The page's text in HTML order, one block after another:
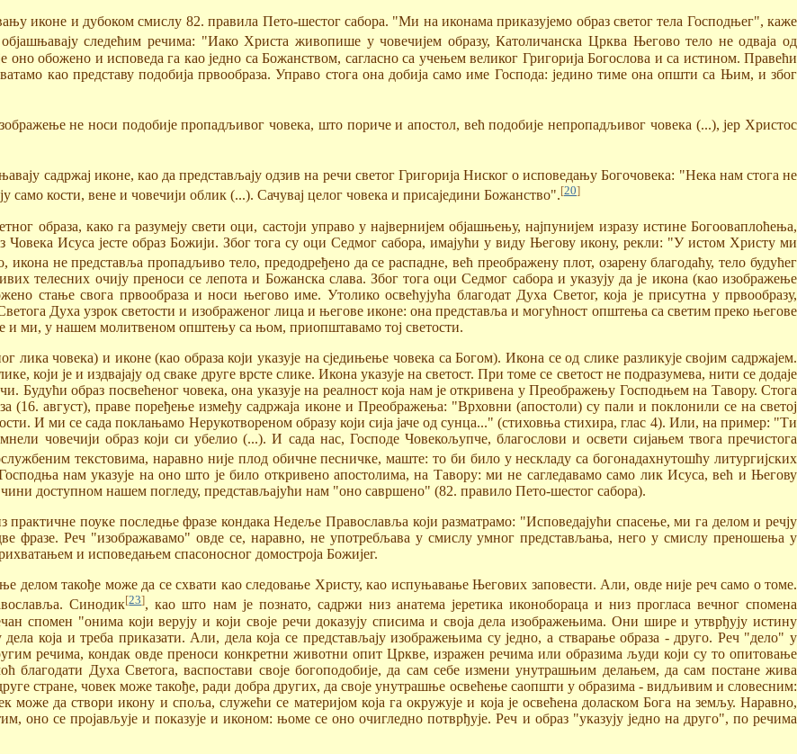
иконе и дубоком смислу 82. правила Пето-шестог сабора. "Ми на иконама приказујемо образ светог тела Господњег", каже
следећим речима: "Иако Христа живопише у човечијем образу, Католичанска Црква Његово тело не одваја од
оно обожено и исповеда га као једно са Божанством, сагласно са учењем великог Григорија Богослова и са истином. Правећи
као представу подобија првообраза. Управо стога она добија само име Господа: једино тиме она општи са Њим, и због
не носи подобије пропадљивог човека, што пориче и апостол, већ подобије непропадљивог човека (...), јер Христос
садржај иконе, као да представљају одзив на речи светог Григорија Ниског о исповедању Богочовека: "Нека нам стога не
кости, вене и човечији облик (...). Сачувај целог човека и присаједини Божанство".[20]
образа, како га разумеју свети оци, састоји управо у највернијем објашњењу, најпунијем изразу истине Богооваплоћења,
Човека Исуса јесте образ Божији. Због тога су оци Седмог сабора, имајући у виду Његову икону, рекли: "У истом Христу ми
не представља пропадљиво тело, предодређено да се распадне, већ преображену плот, озарену благодаћу, тело будућег
телесних очију преноси се лепота и Божанска слава. Због тога оци Седмог сабора и указују да је икона (као изображење
стање свога првообраза и носи његово име. Утолико освећујућа благодат Духа Светог, која је присутна у првообразу,
Духа узрок светости и изображеног лица и његове иконе: она представља и могућност општења са светим преко његове
и ми, у нашем молитвеном општењу са њом, приопштавамо тој светости.
човека) и иконе (као образа који указује на сједињење човека са Богом). Икона се од слике разликује својим садржајем.
који је и издвајају од сваке друге врсте слике. Икона указује на светост. При томе се светост не подразумева, нити се додаје
образ посвећеног човека, она указује на реалност која нам је откривена у Преображењу Господњем на Тавору. Стога
(16. август), праве поређење између садржаја иконе и Преображења: "Врховни (апостоли) су пали и поклонили се на светој
И ми се сада поклањамо Нерукотвореном образу који сија јаче од сунца..." (стиховња стихира, глас 4). Или, на пример: "Ти
човечији образ који си убелио (...). И сада нас, Господе Човекољупче, благослови и освети сијањем твога пречистога
текстовима, наравно није плод обичне песничке, маште: то би било у нескладу са богонадахнутошћу литургијских
нам указује на оно што је било откривено апостолима, на Тавору: ми не сагледавамо само лик Исуса, већ и Његову
доступном нашем погледу, представљајући нам "оно савршено" (82. правило Пето-шестог сабора).
практичне поуке последње фразе кондака Недеље Православља који разматрамо: "Исповедајући спасење, ми га делом и речју
фразе. Реч "изображавамо" овде се, наравно, не употребљава у смислу умног представљања, него у смислу преношења у
и исповедањем спасоносног домостроја Божијег.
делом такође може да се схвати као следовање Христу, као испуњавање Његових заповести. Али, овде није реч само о томе.
Синодик[23], као што нам је познато, садржи низ анатема јеретика иконобораца и низ прогласа вечног спомена
спомен "онима који верују и који своје речи доказују списима и своја дела изображењима. Они шире и утврђују истину
која и треба приказати. Али, дела која се представљају изображењима су једно, а стварање образа - друго. Реч "дело" у
речима, кондак овде преноси конкретни животни опит Цркве, изражен речима или образима људи који су то опитовање
благодати Духа Светога, васпостави своје богоподобије, да сам себе измени унутрашњим делањем, да сам постане жива
стране, човек може такође, ради добра других, да своје унутрашње освећење саопшти у образима - видљивим и словесним:
да створи икону и споља, служећи се материјом која га окружује и која је освећена доласком Бога на земљу. Наравно,
оно се пројављује и показује и иконом: њоме се оно очигледно потврђује. Реч и образ "указују једно на друго", по речима